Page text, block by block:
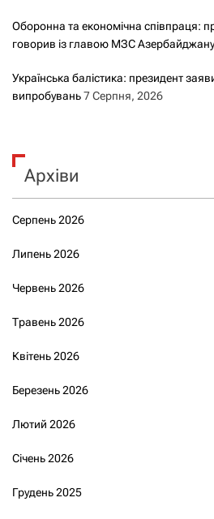
Оборонна та економічна співпраця:
говорив із главою МЗС Азербайджану
Українська балістика: президент
випробувань7 Серпня, 2026
Архіви
Серпень 2026
Липень 2026
Червень 2026
Травень 2026
Квітень 2026
Березень 2026
Лютий 2026
Січень 2026
Грудень 2025